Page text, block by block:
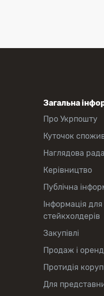
Загальна
Про Укрпошту
Куточок
Наглядова рада
Керівництво
Публічна
Інформація для
стейкхолдерів
Закупівлі
Продаж і
Протидія
Для